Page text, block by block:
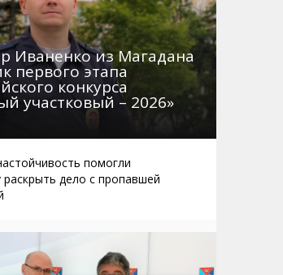
Иваненко из Магадана
первого этапа
конкурса
участковый – 2026»
помогли
раскрыть дело с пропавшей